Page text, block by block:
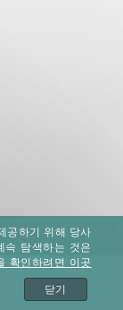
공하기 위해 당사
속 탐색하는 것은
확인하려면 이곳
닫기